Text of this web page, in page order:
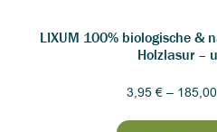
LIXUM 100% biologische &
Holzlasur –
3,95 € – 185,00